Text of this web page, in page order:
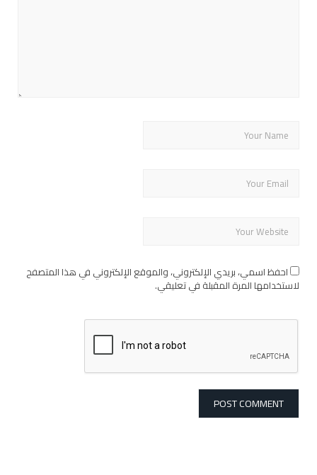
احفظ اسمي، بريدي الإلكتروني، والموقع الإلكتروني في هذا المتصفح
لاستخدامها المرة المقبلة في تعليقي.